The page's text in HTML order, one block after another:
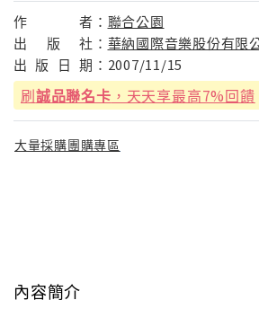
作 者： 聯合公園
出
版 社： 華納國際音樂股份有限
出 版 日 期： 2007/11/15
刷誠品聯名卡 ，天天享最高7%回饋
大量採購團購專區
內容簡介